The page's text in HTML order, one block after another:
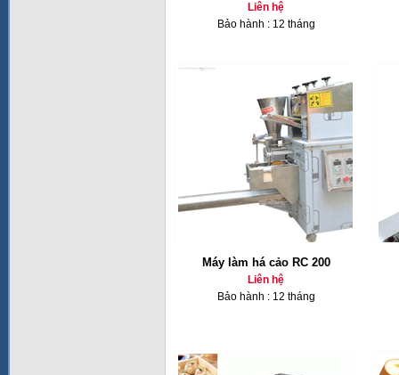
Liên hệ
Bảo hành : 12 tháng
Máy làm há cảo RC 200
Liên hệ
Bảo hành : 12 tháng